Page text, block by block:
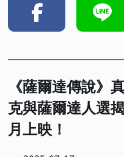
《薩爾達傳說》
克與薩爾達人選
月上映！